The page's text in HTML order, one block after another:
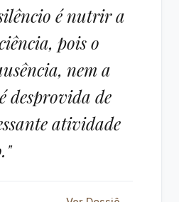
é nutrir a
pois o
nem a
desprovida de
atividade